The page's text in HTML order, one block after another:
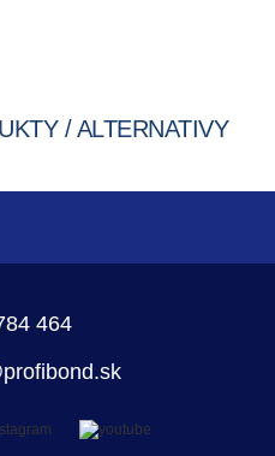
/ ALTERNATIVY
464